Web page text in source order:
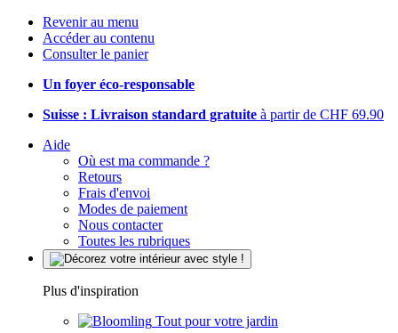
Revenir au menu
Accéder au contenu
Consulter le panier
Un foyer éco-responsable
Suisse : Livraison standard gratuite à partir de CHF 69.90
Aide
Où est ma commande ?
Retours
Frais d'envoi
Modes de paiement
Nous contacter
Toutes les rubriques
Plus d'inspiration
Tout pour votre jardin